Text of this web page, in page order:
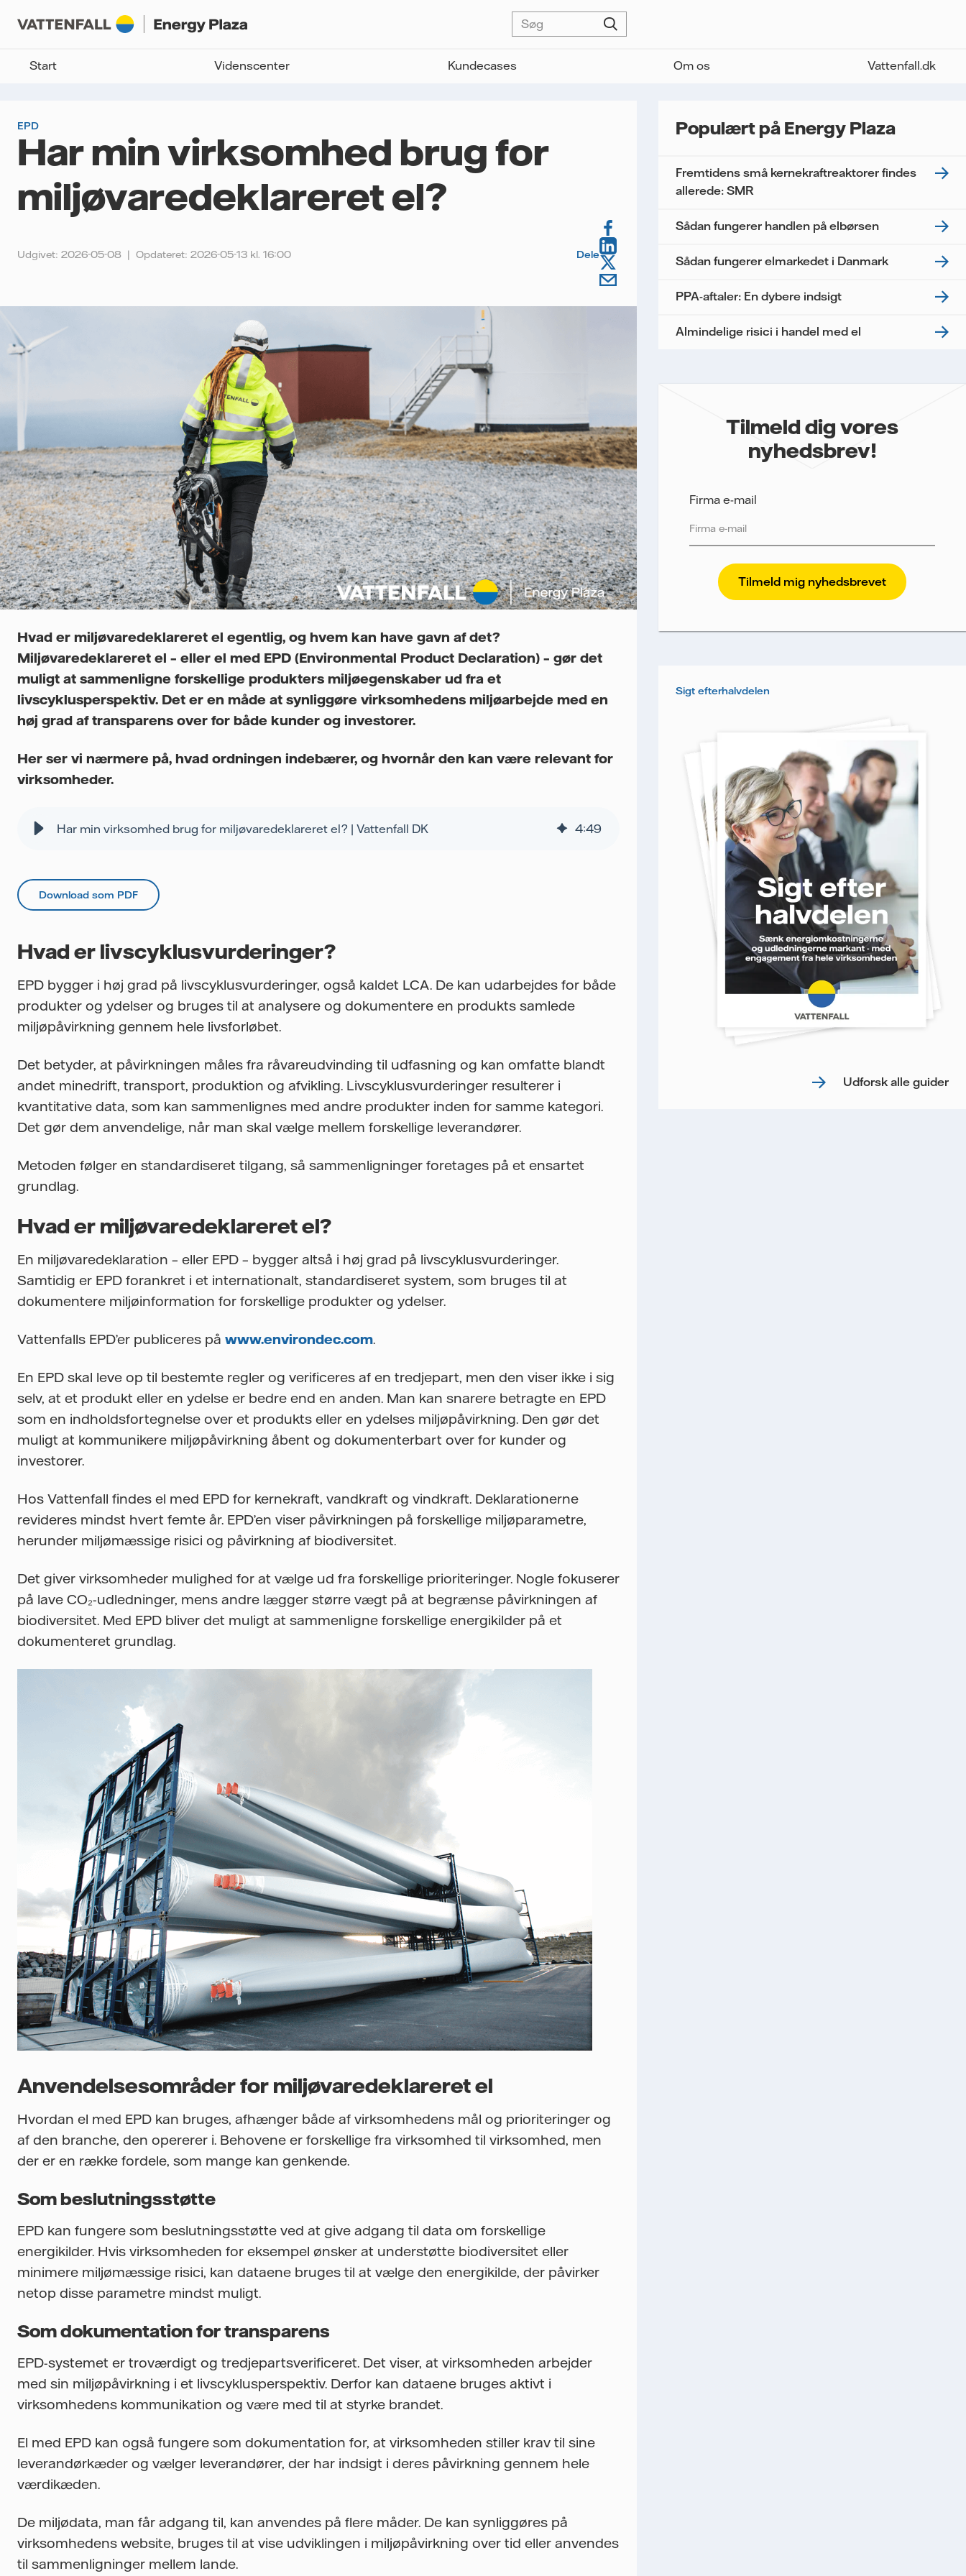
Start Videnscenter Kundecases Om os Vattenfall.dk
EPD
Har min virksomhed brug for
miljøvaredeklareret el?
Udgivet: 2026-05-08 Opdateret: 2026-05-13 kl. 16:00 Dele
Hvad er miljøvaredeklareret el egentlig, og hvem kan have gavn af det?
Miljøvaredeklareret el – eller el med EPD (Environmental Product Declaration) – gør det
muligt at sammenligne forskellige produkters miljøegenskaber ud fra et
livscyklusperspektiv. Det er en måde at synliggøre virksomhedens miljøarbejde med en
høj grad af transparens over for både kunder og investorer.
Her ser vi nærmere på, hvad ordningen indebærer, og hvornår den kan være relevant for
virksomheder.
Har min virksomhed brug for miljøvaredeklareret el? | Vattenfall DK 4:49
Download som PDF
Hvad er livscyklusvurderinger?
EPD bygger i høj grad på livscyklusvurderinger, også kaldet LCA. De kan udarbejdes for både
produkter og ydelser og bruges til at analysere og dokumentere en produkts samlede
miljøpåvirkning gennem hele livsforløbet.
Det betyder, at påvirkningen måles fra råvareudvinding til udfasning og kan omfatte blandt
andet minedrift, transport, produktion og afvikling. Livscyklusvurderinger resulterer i
kvantitative data, som kan sammenlignes med andre produkter inden for samme kategori.
Det gør dem anvendelige, når man skal vælge mellem forskellige leverandører.
Metoden følger en standardiseret tilgang, så sammenligninger foretages på et ensartet
grundlag.
Hvad er miljøvaredeklareret el?
En miljøvaredeklaration – eller EPD – bygger altså i høj grad på livscyklusvurderinger.
Samtidig er EPD forankret i et internationalt, standardiseret system, som bruges til at
dokumentere miljøinformation for forskellige produkter og ydelser.
Vattenfalls EPD’er publiceres på www.environdec.com.
En EPD skal leve op til bestemte regler og verificeres af en tredjepart, men den viser ikke i sig
selv, at et produkt eller en ydelse er bedre end en anden. Man kan snarere betragte en EPD
som en indholdsfortegnelse over et produkts eller en ydelses miljøpåvirkning. Den gør det
muligt at kommunikere miljøpåvirkning åbent og dokumenterbart over for kunder og
investorer.
Hos Vattenfall findes el med EPD for kernekraft, vandkraft og vindkraft. Deklarationerne
revideres mindst hvert femte år. EPD’en viser påvirkningen på forskellige miljøparametre,
herunder miljømæssige risici og påvirkning af biodiversitet.
Det giver virksomheder mulighed for at vælge ud fra forskellige prioriteringer. Nogle fokuserer
på lave CO₂-udledninger, mens andre lægger større vægt på at begrænse påvirkningen af
biodiversitet. Med EPD bliver det muligt at sammenligne forskellige energikilder på et
dokumenteret grundlag.
Anvendelsesområder for miljøvaredeklareret el
Hvordan el med EPD kan bruges, afhænger både af virksomhedens mål og prioriteringer og
af den branche, den opererer i. Behovene er forskellige fra virksomhed til virksomhed, men
der er en række fordele, som mange kan genkende.
Som beslutningsstøtte
EPD kan fungere som beslutningsstøtte ved at give adgang til data om forskellige
energikilder. Hvis virksomheden for eksempel ønsker at understøtte biodiversitet eller
minimere miljømæssige risici, kan dataene bruges til at vælge den energikilde, der påvirker
netop disse parametre mindst muligt.
Som dokumentation for transparens
EPD-systemet er troværdigt og tredjepartsverificeret. Det viser, at virksomheden arbejder
med sin miljøpåvirkning i et livscyklusperspektiv. Derfor kan dataene bruges aktivt i
virksomhedens kommunikation og være med til at styrke brandet.
El med EPD kan også fungere som dokumentation for, at virksomheden stiller krav til sine
leverandørkæder og vælger leverandører, der har indsigt i deres påvirkning gennem hele
værdikæden.
De miljødata, man får adgang til, kan anvendes på flere måder. De kan synliggøres på
virksomhedens website, bruges til at vise udviklingen i miljøpåvirkning over tid eller anvendes
til sammenligninger mellem lande.
Populært på Energy Plaza
Fremtidens små kernekraftreaktorer findes
allerede: SMR
Sådan fungerer handlen på elbørsen
Sådan fungerer elmarkedet i Danmark
PPA-aftaler: En dybere indsigt
Almindelige risici i handel med el
Tilmeld dig vores
nyhedsbrev!
Firma e-mail
Vattenfall beskytter og respekterer dit privatliv. For
at Vattenfalls salg til store virksomheder kan
sende nyhedsbrevet til dig, har vi brug for dine
analysere deres performance, herunder
med tredjepart, og du kan til enhver tid trække dit
mere information om, hvordan Vattenfall
Jeg giver samtykke til, at Vattenfall må
behandle mine personoplysninger med henblik på
at sende mig nyhedsbrevet.
Sigt efterhalvdelen
Udforsk alle guider